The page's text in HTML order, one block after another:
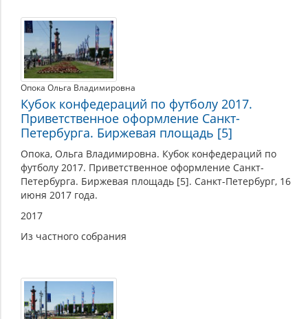
Опока Ольга Владимировна
Кубок конфедераций по футболу 2017.
Приветственное оформление Санкт-
Петербурга. Биржевая площадь [5]
Опока, Ольга Владимировна. Кубок конфедераций по
футболу 2017. Приветственное оформление Санкт-
Петербурга. Биржевая площадь [5]. Санкт-Петербург, 16
июня 2017 года.
2017
Из частного собрания